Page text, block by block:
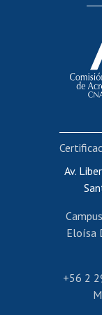
Av.
Campus
Eloísa
+56 2